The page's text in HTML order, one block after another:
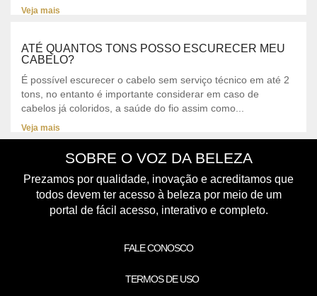
Veja mais
ATÉ QUANTOS TONS POSSO ESCURECER MEU
CABELO?
É possível escurecer o cabelo sem serviço técnico em até 2
tons, no entanto é importante considerar em caso de
cabelos já coloridos, a saúde do fio assim como...
Veja mais
SOBRE O VOZ DA BELEZA
Prezamos por qualidade, inovação e acreditamos que
todos devem ter acesso à beleza por meio de um
portal de fácil acesso, interativo e completo.
FALE CONOSCO
TERMOS DE USO